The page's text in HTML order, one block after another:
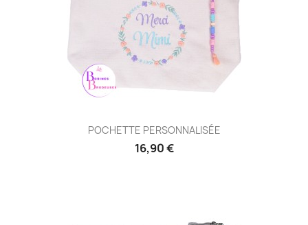
POCHETTE PERSONNALISÉE
16,90 €